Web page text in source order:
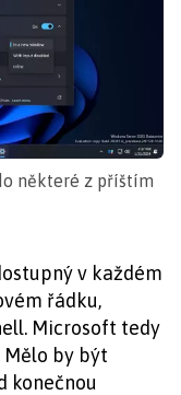
některé z příštím
v každém
řádku,
Microsoft tedy
Mělo by být
konečnou